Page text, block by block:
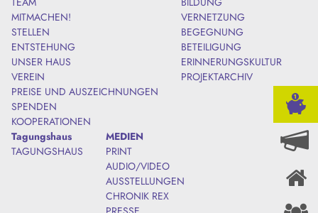
MITMACHEN!
STELLEN
ENTSTEHUNG
UNSER HAUS
VEREIN
PREISE UND AUSZEICHNUNGEN
SPENDEN
KOOPERATIONEN
VERNETZUNG
BEGEGNUNG
BETEILIGUNG
ERINNERUNGSKULTUR
PROJEKTARCHIV
Tagungshaus
TAGUNGSHAUS
MEDIEN
PRINT
AUDIO/VIDEO
AUSSTELLUNGEN
CHRONIK REX